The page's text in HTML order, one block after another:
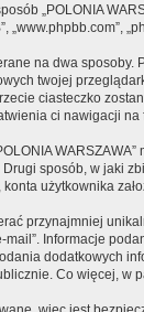
„POLONIA
„www.phpbb.com”,
na dwa sposoby.
twojej
ciasteczko
ci nawigacji na
sposób, w jaki
użytkownika
przynajmniej
mail”. Informacje
dodatkowych
Co więcej, w